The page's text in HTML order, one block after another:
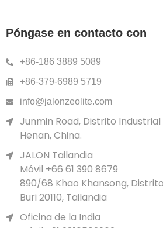
Póngase en contacto con
+86-186 3889 5089
+86-379-6989 5719
info@jalonzeolite.com
Junmin Road, Distrito Industrial
Henan, China.
JALON Tailandia
Móvil +66 61 390 8679
890/68 Khao Khansong,
Buri 20110, Tailandia
Oficina de la India